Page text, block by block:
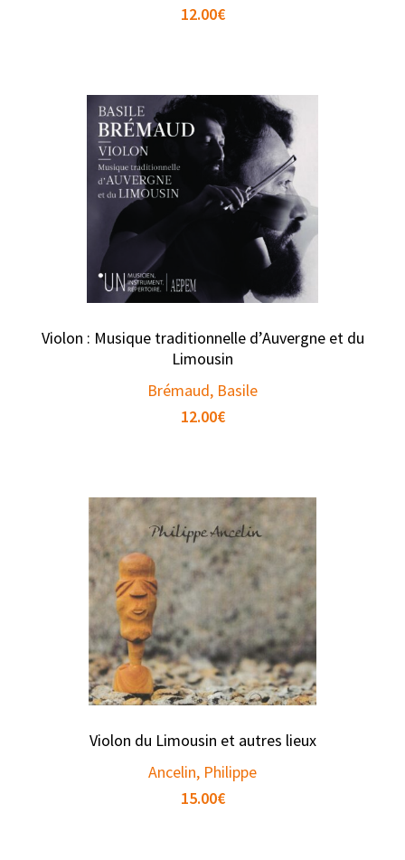
12.00€
Violon : Musique traditionnelle d’Auvergne et du
Limousin
Brémaud, Basile
12.00€
Violon du Limousin et autres lieux
Ancelin, Philippe
15.00€